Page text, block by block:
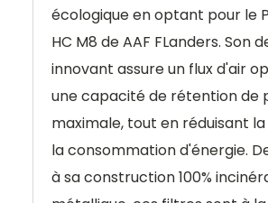
écologique en optant pour le
HC M8 de AAF FLanders. Son
innovant assure un flux d'air
une capacité de rétention de
maximale, tout en réduisant
la consommation d'énergie.
à sa construction 100%